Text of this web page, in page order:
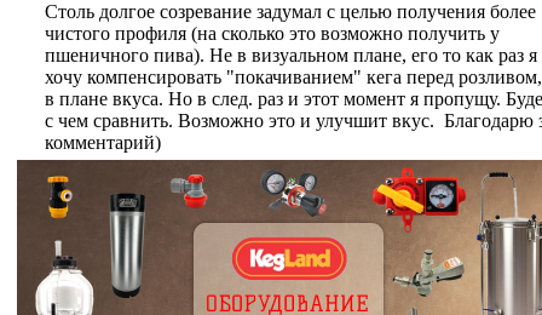
Столь долгое созревание задумал с целью получения более
чистого профиля (на сколько это возможно получить у
пшеничного пива). Не в визуальном плане, его то как раз я
хочу компенсировать "покачиванием" кега перед
в плане вкуса. Но в след. раз и этот момент я пропущу.
с чем сравнить. Возможно это и улучшит вкус. Благодарю
комментарий)